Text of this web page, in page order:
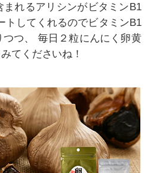
れるアリシンがビタミンB1
トしてくれるのでビタミンB1
つ、
毎日２粒にんにく卵黄
てくださいね！